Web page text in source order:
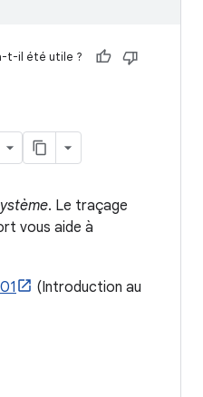
t-il été utile ?
. Le traçage
vous aide à
(Introduction au